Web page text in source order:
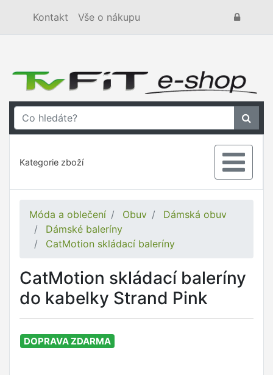
Kontakt Vše o nákupu
Kategorie zboží
Móda a oblečení Obuv
Dámská obuv
Dámské baleríny
CatMotion skládací baleríny
CatMotion skládací baleríny
do kabelky Strand Pink
DOPRAVA ZDARMA